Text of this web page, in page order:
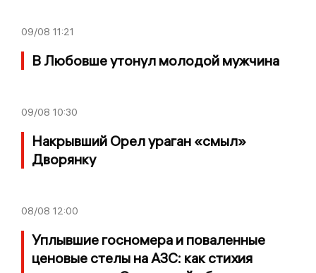
09/08 11:21
В Любовше утонул молодой мужчина
09/08 10:30
Накрывший Орел ураган «смыл»
Дворянку
08/08 12:00
Уплывшие госномера и поваленные
ценовые стелы на АЗС: как стихия